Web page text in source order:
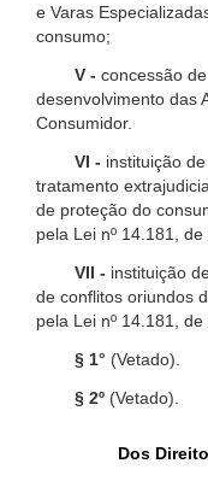
e Varas
consumo;
V - concessão
desenvolvimento das
Consumidor.
VI - instituição
tratamento
de proteção do
pela Lei nº 14.181, de
VII - instituição
de conflitos
pela Lei nº 14.181, de
§ 1° (Vetado).
§ 2º (Vetado).
Dos